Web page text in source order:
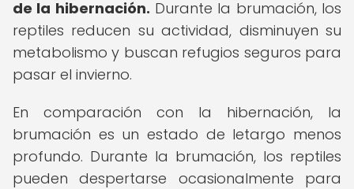
de la hibernación. Durante la brumación, los
reptiles reducen su actividad, disminuyen su
metabolismo y buscan refugios seguros para
pasar el invierno.
En comparación con la hibernación, la
brumación es un estado de letargo menos
profundo. Durante la brumación, los reptiles
pueden despertarse ocasionalmente para